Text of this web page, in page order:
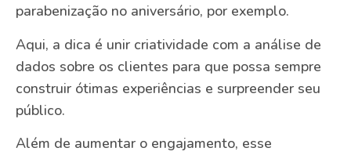
parabenização no aniversário, por exemplo.
Aqui, a dica é unir criatividade com a análise de
dados sobre os clientes para que possa sempre
construir ótimas experiências e surpreender seu
público.
Além de aumentar o engajamento, esse